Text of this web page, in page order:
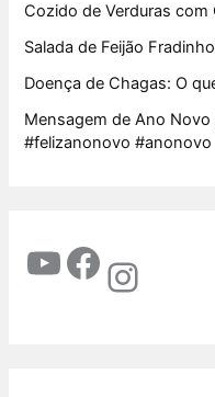
Cozido de Verduras com
Salada de Feijão
Doença de Chagas: O
Mensagem de Ano
#felizanonovo #anonovo